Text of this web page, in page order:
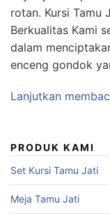
rotan. Kursi Tamu
Berkualitas Kami
dalam
enceng gondok
Lanjutkan
PRODUK KAMI
Set Kursi Tamu Jati
Meja Tamu Jati